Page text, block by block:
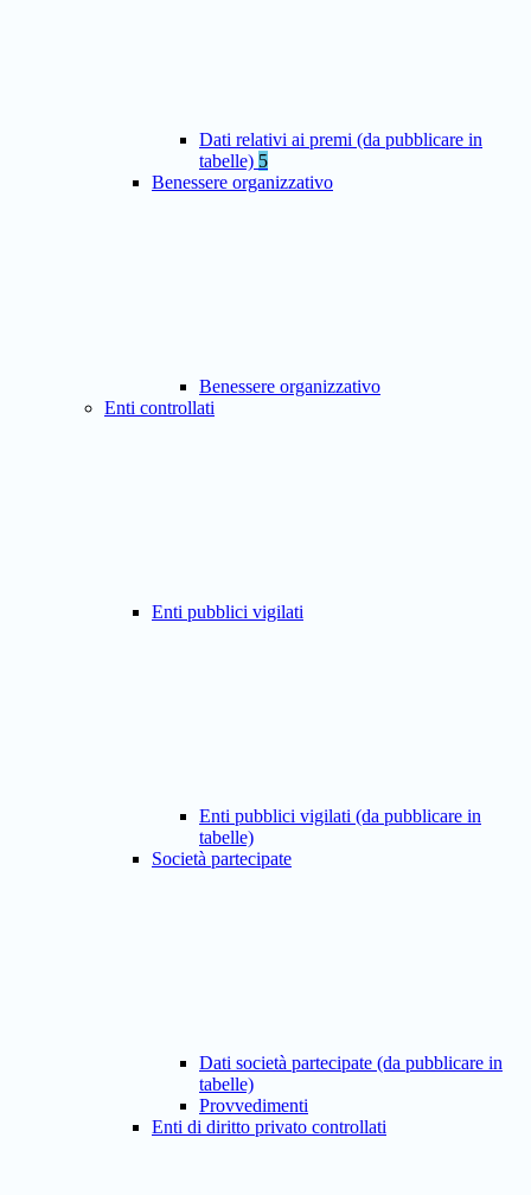
Dati relativi ai premi (da pubblicare in
tabelle) 5
Benessere organizzativo
Benessere organizzativo
Enti controllati
Enti pubblici vigilati
Enti pubblici vigilati (da pubblicare in
tabelle)
Società partecipate
Dati società partecipate (da pubblicare in
tabelle)
Provvedimenti
Enti di diritto privato controllati